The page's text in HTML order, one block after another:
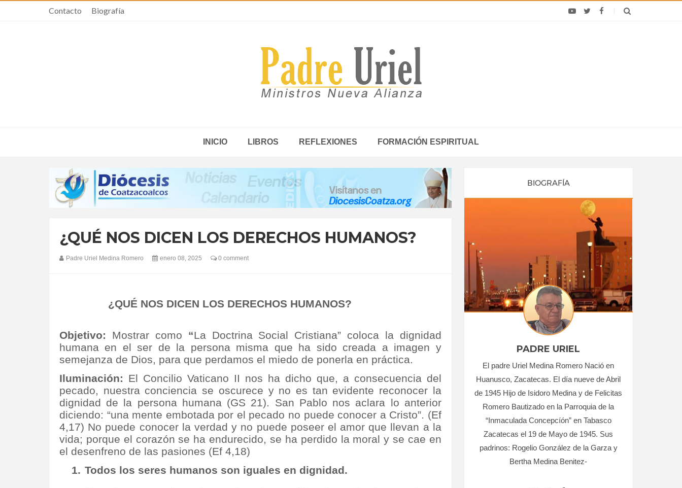
Contacto Biografía
INICIO LIBROS REFLEXIONES FORMACIÓN ESPIRITUAL
¿QUÉ NOS DICEN LOS DERECHOS HUMANOS?
Padre Uriel Medina Romero enero 08, 2025 0 comment
¿QUÉ NOS DICEN LOS DERECHOS HUMANOS?
Objetivo: Mostrar como “La Doctrina Social Cristiana” coloca la dignidad
humana en el ser de la persona misma que ha sido creada a imagen y
semejanza de Dios, para que perdamos el miedo de ponerla en práctica.
Iluminación: El Concilio Vaticano II nos ha dicho que, a consecuencia del
pecado, nuestra conciencia se oscurece y no es tan evidente reconocer la
dignidad de la persona humana (GS 21). San Pablo nos aclara lo anterior
diciendo: “una mente embotada por el pecado no puede conocer a Cristo”. (Ef
4,17) No puede conocer la verdad y no puede poseer el amor que llevan a la
vida; porque el corazón se ha endurecido, se ha perdido la moral y se cae en
el desenfreno de las pasiones (Ef 4,18)
1. Todos los seres humanos son iguales en dignidad.
BIOGRAFÍA
PADRE URIEL
El padre Uriel Medina Romero Nació en
Huanusco, Zacatecas. El día nueve de Abril
de 1945 Hijo de Isidoro Medina y de Felicitas
Romero Bautizado en la Parroquia de la
“Inmaculada Concepcíón” en Tabasco
Zacatecas el 19 de Mayo de 1945. Sus
padrinos: Rogelio González de la Garza y
Bertha Medina Benitez-